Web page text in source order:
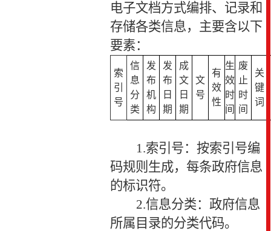
电子文档方式编排、记录和
存储各类信息，主要含以下
要素：
索
引
号
信
息
分
类
发
布
机
构
发
布
日
期
成
文
日
期
文
号
有
效
性
生
效
时
间
废
止
时
间
关
键
词
1.索引号：按索引号编
码规则生成，每条政府信息
的标识符。
2.信息分类：政府信息
所属目录的分类代码。